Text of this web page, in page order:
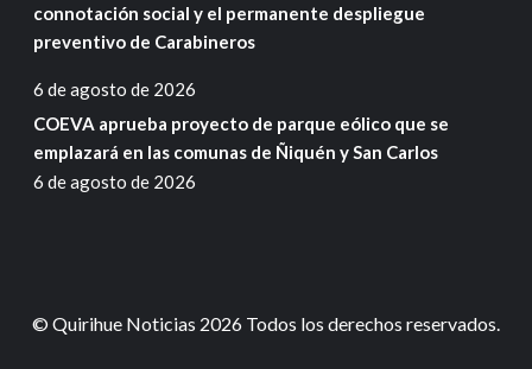
connotación social y el permanente despliegue
preventivo de Carabineros
6 de agosto de 2026
COEVA aprueba proyecto de parque eólico que se
emplazará en las comunas de Ñiquén y San Carlos
6 de agosto de 2026